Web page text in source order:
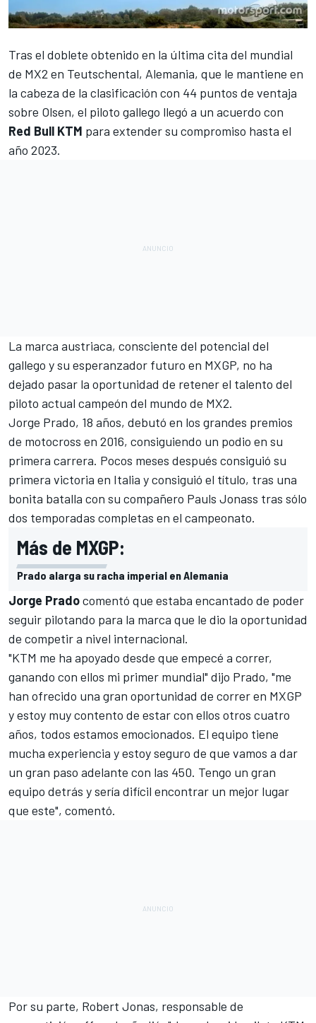
Tras el doblete obtenido en la última cita del mundial
de MX2 en Teutschental, Alemania, que le mantiene en
la cabeza de la clasificación con 44 puntos de ventaja
sobre Olsen, el piloto gallego llegó a un acuerdo con
Red Bull KTM para extender su compromiso hasta el
año 2023.
La marca austriaca, consciente del potencial del
gallego y su esperanzador futuro en MXGP, no ha
dejado pasar la oportunidad de retener el talento del
piloto actual campeón del mundo de MX2.
Jorge Prado, 18 años, debutó en los grandes premios
de motocross en 2016, consiguiendo un podio en su
primera carrera. Pocos meses después consiguió su
primera victoria en Italia y consiguió el título, tras una
bonita batalla con su compañero Pauls Jonass tras sólo
dos temporadas completas en el campeonato.
Más de MXGP:
Prado alarga su racha imperial en Alemania
Jorge Pradocomentó que estaba encantado de poder
seguir pilotando para la marca que le dio la oportunidad
de competir a nivel internacional.
"KTM me ha apoyado desde que empecé a correr,
ganando con ellos mi primer mundial" dijo Prado, "me
han ofrecido una gran oportunidad de correr en MXGP
y estoy muy contento de estar con ellos otros cuatro
años, todos estamos emocionados. El equipo tiene
mucha experiencia y estoy seguro de que vamos a dar
un gran paso adelante con las 450. Tengo un gran
equipo detrás y sería difícil encontrar un mejor lugar
que este", comentó.
Por su parte, Robert Jonas, responsable de